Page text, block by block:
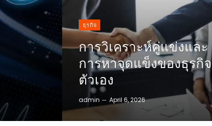
ธุรกิจ
การวิเคราะห์คู่แข่งและ
การหาจุดแข็งของธุรกิจ
ตัวเอง
admin April 6, 2026